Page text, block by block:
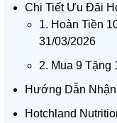
Chi Tiết Ưu Đãi
1. Hoàn Tiền
31/03/2026
2. Mua 9 Tặng
Hướng Dẫn
Hotchland